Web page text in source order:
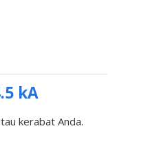
kA
kerabat Anda.